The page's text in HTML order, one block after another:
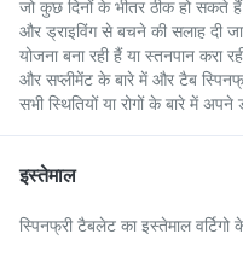
जो कुछ दिनों के भीतर ठीक हो सकते
और ड्राइविंग से बचने की सलाह दी
योजना बना रही हैं या स्तनपान करा
और सप्लीमेंट के बारे में और टैब
सभी स्थितियों या रोगों के बारे में
इस्तेमाल
स्पिनफ्री टैबलेट का इस्तेमाल